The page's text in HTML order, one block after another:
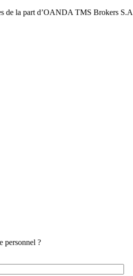
de la part d’OANDA TMS Brokers
personnel ?